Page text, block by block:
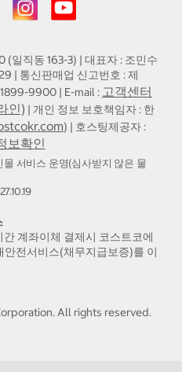
(일직동 163-3) | 대표자 : 조민수
| 통신판매업 신고번호 : 제
9900 | E-mail : 고객센터
인) | 개인 정보 보호책임자 : 한
) | 호스팅제공자 :
보확인
서비스 운영(심사받지 않은 물
계좌이체 결제시 코스트코에
안전서비스(채무지급보증)를 이
All rights reserved.